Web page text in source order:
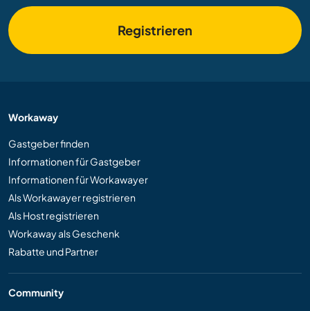
Registrieren
Workaway
Gastgeber finden
Informationen für Gastgeber
Informationen für Workawayer
Als Workawayer registrieren
Als Host registrieren
Workaway als Geschenk
Rabatte und Partner
Community